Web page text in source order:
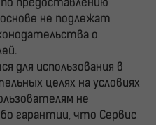
не подлежат
о
для использования в
целях на условиях
не
гарантии, что Сервис